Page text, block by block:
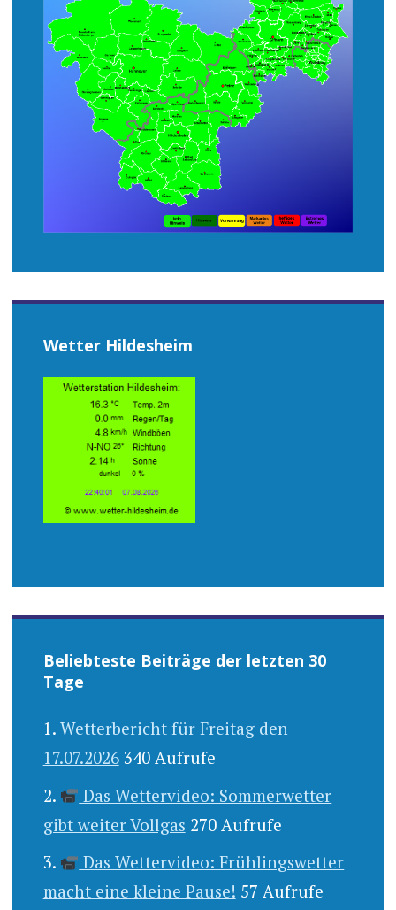
Wetter Hildesheim
Beliebteste Beiträge der letzten 30
Tage
Wetterbericht für Freitag den
17.07.2026 340 Aufrufe
Das Wettervideo: Sommerwetter
gibt weiter Vollgas 270 Aufrufe
Das Wettervideo: Frühlingswetter
macht eine kleine Pause! 57 Aufrufe